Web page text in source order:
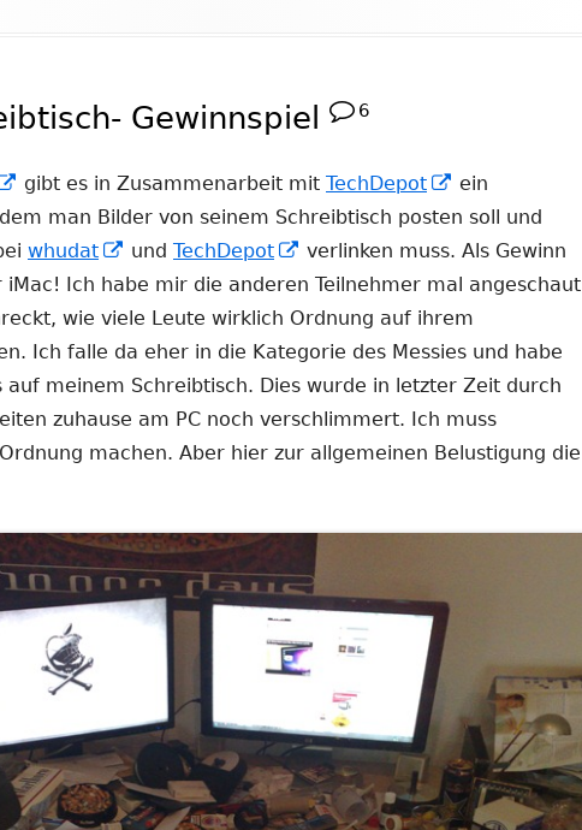
Gewinnspiel 6
In
neuem
Fenster
öffnen
gibt es in Zusammenarbeit mit TechDepot
In
neuem
Fenster
öffnen
ein
man Bilder von seinem Schreibtisch posten soll und
whudat
In
neuem
Fenster
öffnen
und TechDepot
In
neuem
Fenster
öffnen
verlinken muss. Als Gewinn
iMac! Ich habe mir die anderen Teilnehmer mal angeschaut
wie viele Leute wirklich Ordnung auf ihrem
Ich falle da eher in die Kategorie des Messies und habe
auf meinem Schreibtisch. Dies wurde in letzter Zeit durch
zuhause am PC noch verschlimmert. Ich muss
machen. Aber hier zur allgemeinen Belustigung die